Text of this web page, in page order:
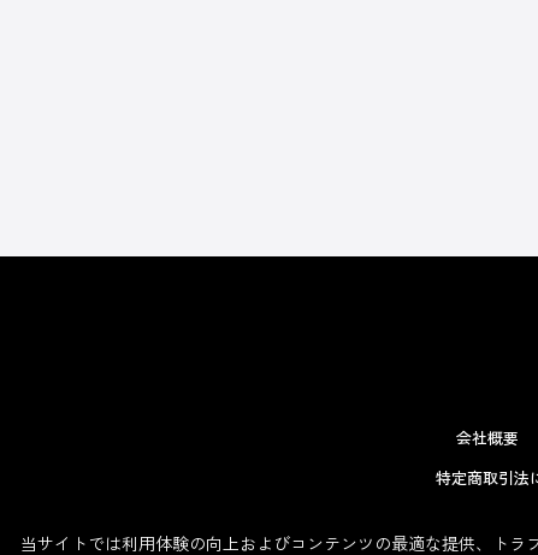
会社概要
特定商取引法
当サイトでは利用体験の向上およびコンテンツの最適な提供、トラ